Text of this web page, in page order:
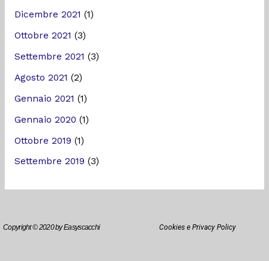
Dicembre 2021 (1)
Ottobre 2021 (3)
Settembre 2021 (3)
Agosto 2021 (2)
Gennaio 2021 (1)
Gennaio 2020 (1)
Ottobre 2019 (1)
Settembre 2019 (3)
Copyright © 2020 by Easyscacchi Cookies e Privacy Policy